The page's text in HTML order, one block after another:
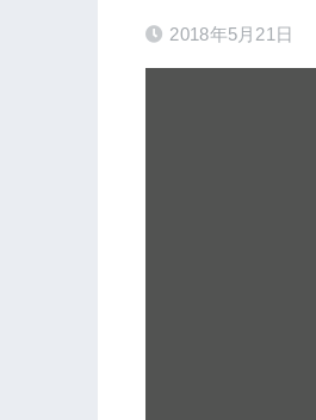
2018年5月21日